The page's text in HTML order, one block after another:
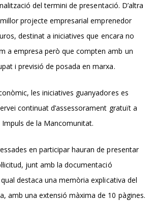
del termini de presentació. D’altra
projecte empresarial emprenedor
, destinat a iniciatives que encara no
a empresa però que compten amb un
i previsió de posada en marxa.
les iniciatives guanyadores es
continuat d’assessorament gratuït a
Impuls de la Mancomunitat.
en participar hauran de presentar
junt amb la documentació
destaca unamemòria explicativa del
, amb una extensiómàxima de 10 pàgines.